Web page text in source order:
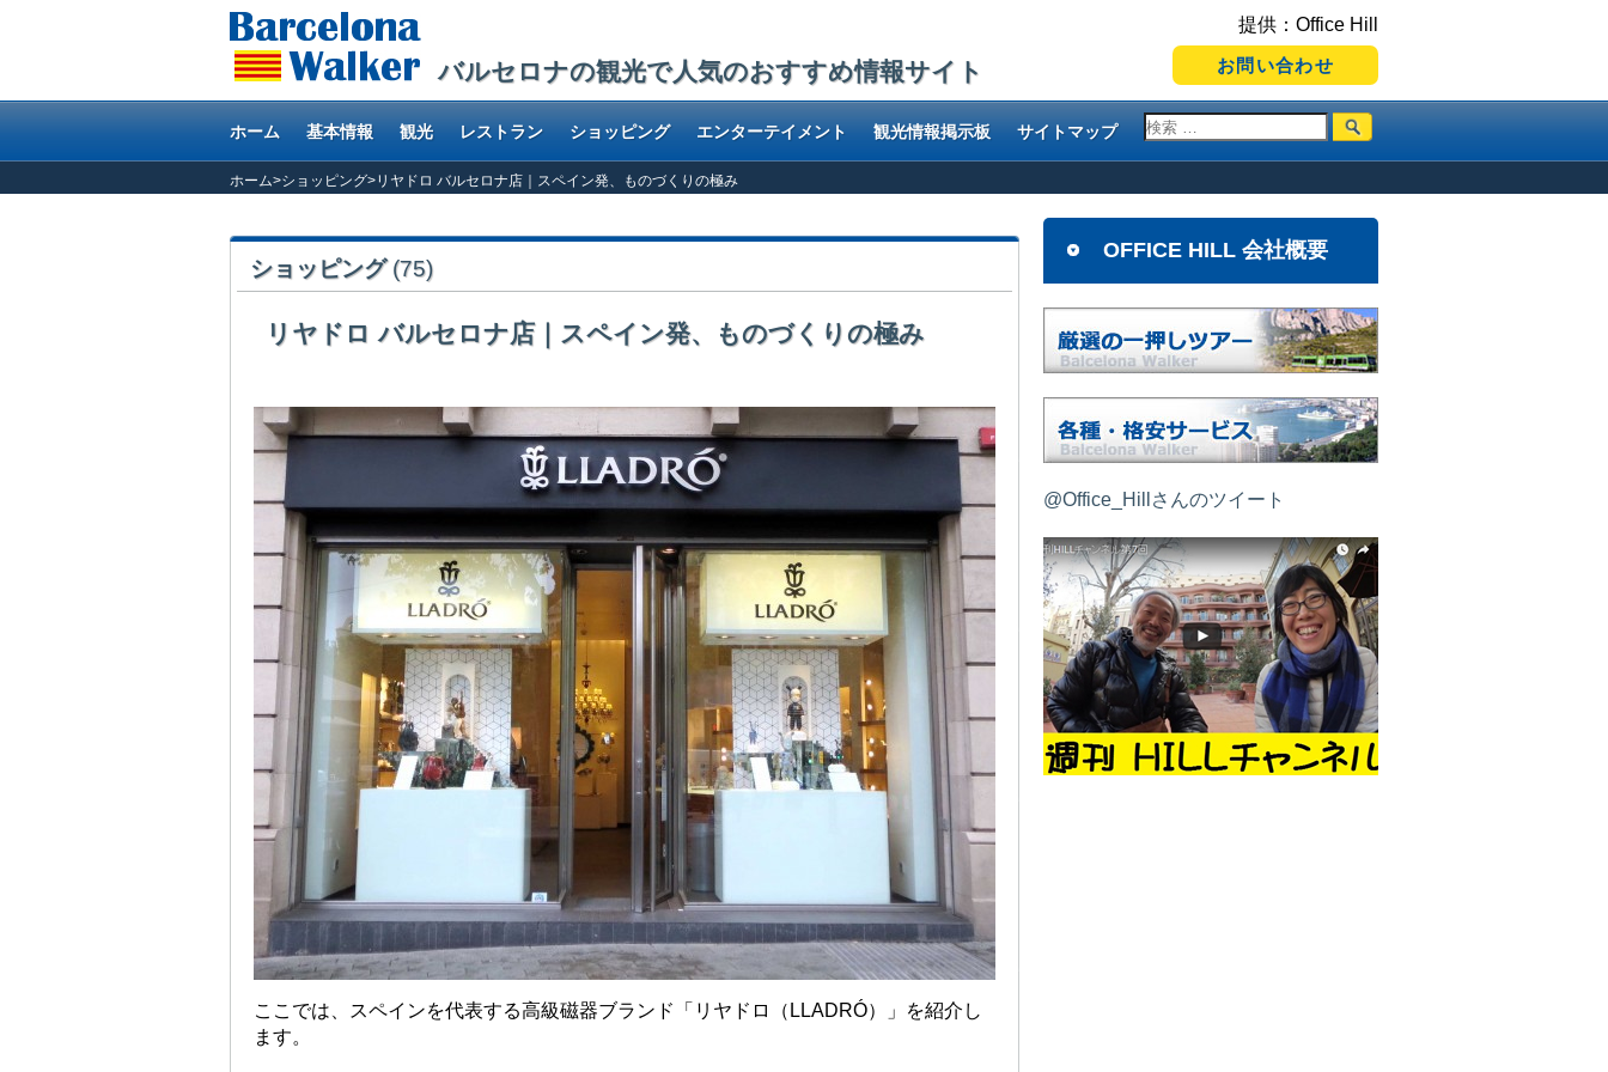
バルセロナの観光で人気のおすすめ情報サイト
提供：Office Hill
お問い合わせ
ホーム 基本情報 観光 レストラン ショッピング エンターテイメント 観光情報掲示板 サイトマップ
ホーム>ショッピング>リヤドロ バルセロナ店｜スペイン発、ものづくりの極み
ショッピング(75)
リヤドロ バルセロナ店｜スペイン発、ものづくりの極み
ここでは、スペインを代表する高級磁器ブランド「リヤドロ（LLADRÓ）」を紹介し
ます。
OFFICE HILL 会社概要
@Office_Hillさんのツイート